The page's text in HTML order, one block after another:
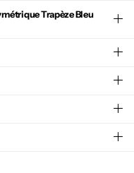
Trapèze Bleu